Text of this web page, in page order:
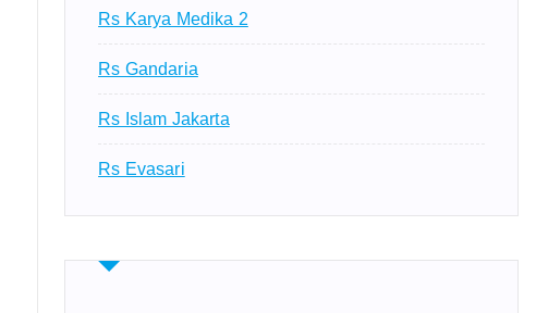
Rs Karya Medika 2
Rs Gandaria
Rs Islam Jakarta
Rs Evasari